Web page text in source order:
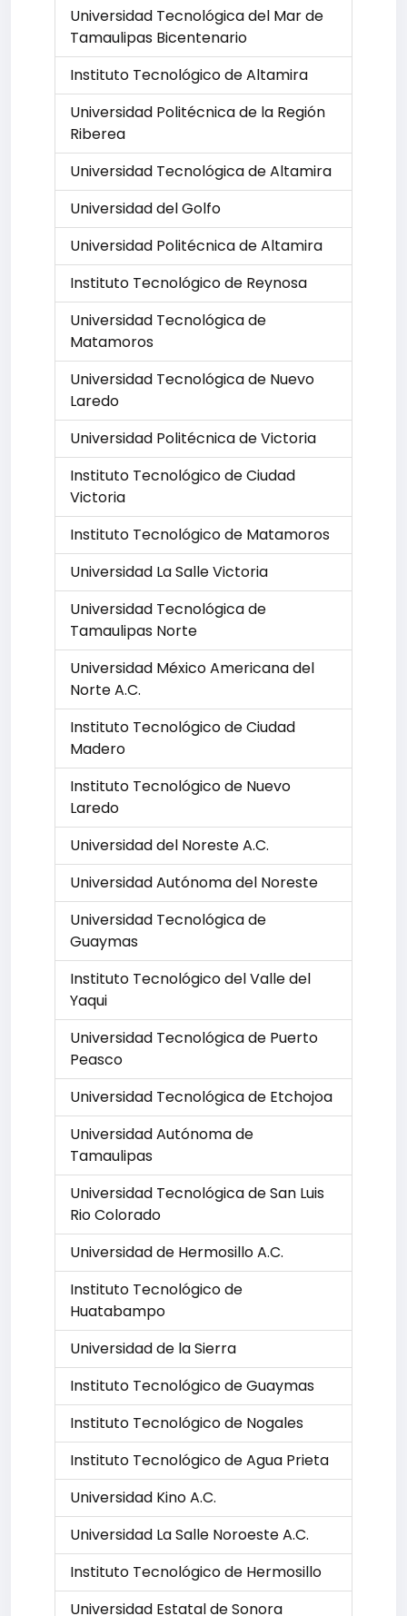
Universidad Tecnológica del Mar de
Tamaulipas Bicentenario
Instituto Tecnológico de Altamira
Universidad Politécnica de la Región
Riberea
Universidad Tecnológica de Altamira
Universidad del Golfo
Universidad Politécnica de Altamira
Instituto Tecnológico de Reynosa
Universidad Tecnológica de
Matamoros
Universidad Tecnológica de Nuevo
Laredo
Universidad Politécnica de Victoria
Instituto Tecnológico de Ciudad
Victoria
Instituto Tecnológico de Matamoros
Universidad La Salle Victoria
Universidad Tecnológica de
Tamaulipas Norte
Universidad México Americana del
Norte A.C.
Instituto Tecnológico de Ciudad
Madero
Instituto Tecnológico de Nuevo
Laredo
Universidad del Noreste A.C.
Universidad Autónoma del Noreste
Universidad Tecnológica de
Guaymas
Instituto Tecnológico del Valle del
Yaqui
Universidad Tecnológica de Puerto
Peasco
Universidad Tecnológica de Etchojoa
Universidad Autónoma de
Tamaulipas
Universidad Tecnológica de San Luis
Rio Colorado
Universidad de Hermosillo A.C.
Instituto Tecnológico de
Huatabampo
Universidad de la Sierra
Instituto Tecnológico de Guaymas
Instituto Tecnológico de Nogales
Instituto Tecnológico de Agua Prieta
Universidad Kino A.C.
Universidad La Salle Noroeste A.C.
Instituto Tecnológico de Hermosillo
Universidad Estatal de Sonora